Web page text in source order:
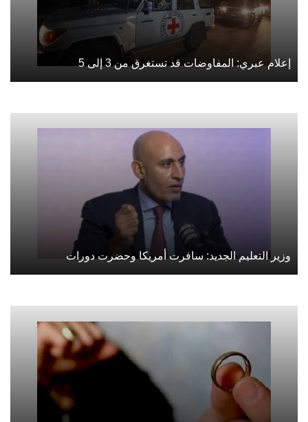
إعلام عبري: المفاوضات قد تستغرق من 3 إلى 5
وزير التعليم الجديد: سافرت أمريكا وحضرت دورات